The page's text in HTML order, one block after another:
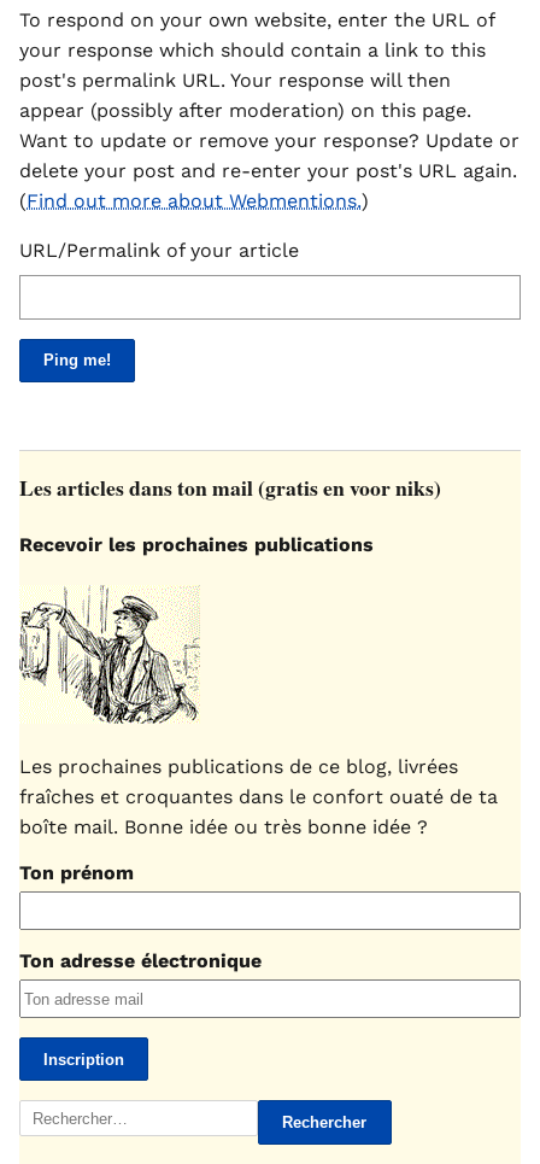
To respond on your own website, enter the URL of
your response which should contain a link to this
post's permalink URL. Your response will then
appear (possibly after moderation) on this page.
Want to update or remove your response? Update or
delete your post and re-enter your post's URL again.
(Find out more about Webmentions.)
URL/Permalink of your article
Les articles dans ton mail (gratis en voor niks)
Recevoir les prochaines publications
Les prochaines publications de ce blog, livrées
fraîches et croquantes dans le confort ouaté de ta
boîte mail. Bonne idée ou très bonne idée ?
Ton prénom
Ton adresse électronique
Rechercher :